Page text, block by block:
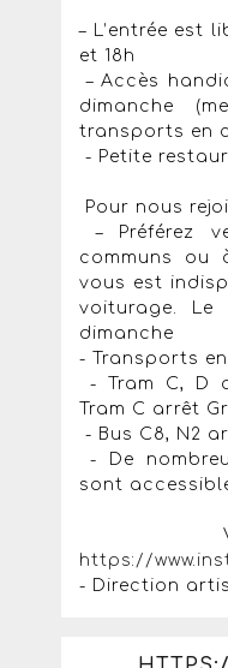
– L’entrée est
et 18h
– Accès
dimanche
transports en
- Petite
Pour nous
– Préférez
communs
vous est
voiturage.
dimanche
- Transports
- Tram C, D
Tram C arrêt
- Bus C8, N2
- De
sont
https://
- Direction